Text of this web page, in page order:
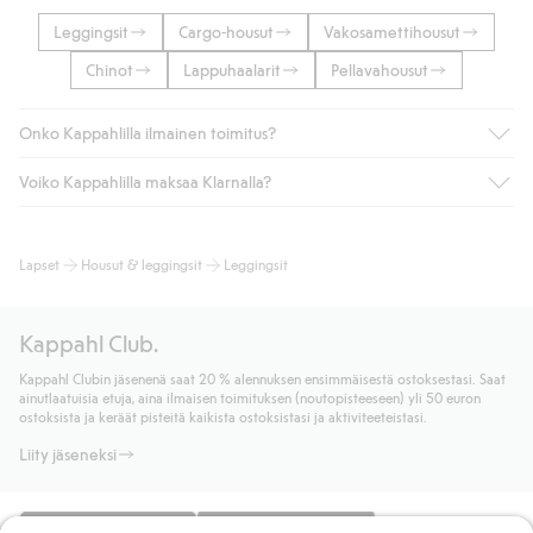
Leggingsit Cargo-housut
Vakosamettihousut
Chinot
Lappuhaalarit Pellavahousut
Onko Kappahlilla ilmainen toimitus?
Jos olet Kappahl Clubin jäsen, saat aina ilmaisen toimituksen
kotiinkuljetusta). Toimituskulut poistuvat automaattisesti, kun
noutopisteeseen tai pakettiautomaattiin ja PostNordin
kotiinkuljetuksella 6,99 €, riippumatta ostosummasta.
Lue lisää
Voiko Kappahlilla maksaa Klarnalla?
maksutavat, kuten laskun, sekä muita maksuvaihtoehtoja.
Lisätietoja Klarnan maksuehdoista
Lue lisää
Lapset Housut & leggingsit Leggingsit
Kappahl Club.
Kappahl Clubin jäsenenä saat 20 % alennuksen ensimmäisestä ostoksestasi. Saat
ainutlaatuisia etuja, aina ilmaisen toimituksen (noutopisteeseen) yli 50 euron
ostoksista ja keräät pisteitä kaikista ostoksistasi ja aktiviteeteistasi.
Liity jäseneksi